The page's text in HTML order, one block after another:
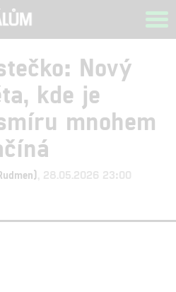
Nový
kde je
mnohem
, 28.05.2026 23:00